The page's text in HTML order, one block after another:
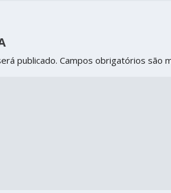
publicado. Campos obrigatórios são